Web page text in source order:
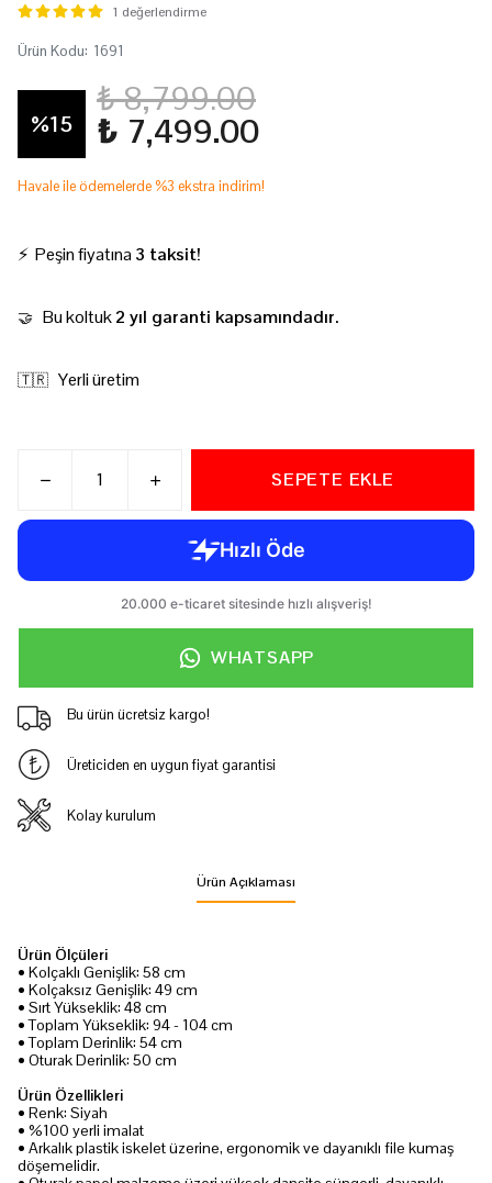
1 değerlendirme
Ürün Kodu: 1691
%15
₺ 8,799.00
₺ 7,499.00
Havale ile ödemelerde %3 ekstra indirim!
⚡ Peşin fiyatına 3 taksit!
🤝 Bu koltuk2 yıl garanti kapsamındadır.
🇹🇷 Yerli üretim
SEPETE EKLE
WHATSAPP
Bu ürün ücretsiz kargo!
Üreticiden en uygun fiyat garantisi
Kolay kurulum
Ürün Açıklaması
Ürün Ölçüleri
• Kolçaklı Genişlik: 58 cm
• Kolçaksız Genişlik: 49 cm
• Sırt Yükseklik: 48 cm
• Toplam Yükseklik: 94 - 104 cm
• Toplam Derinlik: 54 cm
• Oturak Derinlik: 50 cm
Ürün Özellikleri
• Renk: Siyah
• %100 yerli imalat
• Arkalık plastik iskelet üzerine, ergonomik ve dayanıklı file kumaş
döşemelidir.